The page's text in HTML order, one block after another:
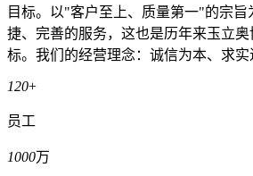
目标。以"客户至上、质量第一"的宗
捷、完善的服务，这也是历年来玉立
标。我们的经营理念：诚信为本、求实
120+
员工
1000万